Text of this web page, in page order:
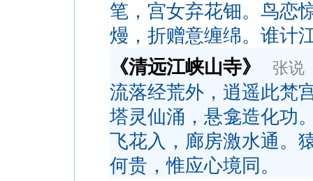
笔，宫女弃花钿。鸟恋
熳，折赠意缠绵。谁计
《清远江峡山寺》
张说
流落经荒外，逍遥此梵
塔灵仙涌，悬龛造化功
飞花入，廊房激水通。
何贵，惟应心境同。